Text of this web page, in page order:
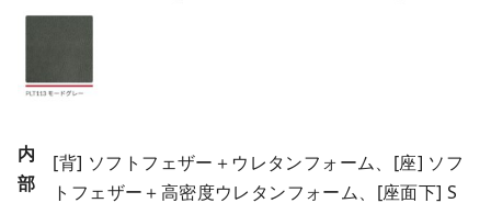
内
部
[背] ソフトフェザー＋ウレタンフォーム、[座] ソフ
トフェザー＋高密度ウレタンフォーム、[座面下] S